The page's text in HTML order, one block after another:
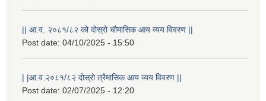
|| आ.व. २०८१/८२ को दोस्रो चौमासिक आय व्यय विवरण ||
Post date: 04/10/2025 - 15:50
| |आ.व.२०८१/८२ दोस्रो त्रैमासिक आय व्यय विवरण ||
Post date: 02/07/2025 - 12:20